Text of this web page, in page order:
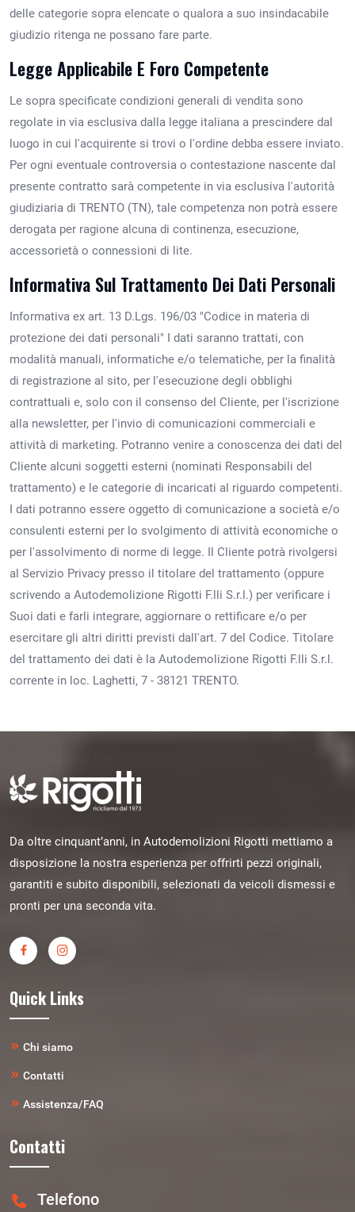
delle categorie sopra elencate o qualora a suo insindacabile
giudizio ritenga ne possano fare parte.
Legge Applicabile E Foro Competente
Le sopra specificate condizioni generali di vendita sono
regolate in via esclusiva dalla legge italiana a prescindere dal
luogo in cui l'acquirente si trovi o l'ordine debba essere inviato.
Per ogni eventuale controversia o contestazione nascente dal
presente contratto sarà competente in via esclusiva l'autorità
giudiziaria di TRENTO (TN), tale competenza non potrà essere
derogata per ragione alcuna di continenza, esecuzione,
accessorietà o connessioni di lite.
Informativa Sul Trattamento Dei Dati Personali
Informativa ex art. 13 D.Lgs. 196/03 "Codice in materia di
protezione dei dati personali" I dati saranno trattati, con
modalità manuali, informatiche e/o telematiche, per la finalità
di registrazione al sito, per l'esecuzione degli obblighi
contrattuali e, solo con il consenso del Cliente, per l'iscrizione
alla newsletter, per l'invio di comunicazioni commerciali e
attività di marketing. Potranno venire a conoscenza dei dati del
Cliente alcuni soggetti esterni (nominati Responsabili del
trattamento) e le categorie di incaricati al riguardo competenti.
I dati potranno essere oggetto di comunicazione a società e/o
consulenti esterni per lo svolgimento di attività economiche o
per l'assolvimento di norme di legge. Il Cliente potrà rivolgersi
al Servizio Privacy presso il titolare del trattamento (oppure
scrivendo a Autodemolizione Rigotti F.lli S.r.l.) per verificare i
Suoi dati e farli integrare, aggiornare o rettificare e/o per
esercitare gli altri diritti previsti dall'art. 7 del Codice. Titolare
del trattamento dei dati è la Autodemolizione Rigotti F.lli S.r.l.
corrente in loc. Laghetti, 7 - 38121 TRENTO.
Da oltre cinquant’anni, in Autodemolizioni Rigotti mettiamo a
disposizione la nostra esperienza per offrirti pezzi originali,
garantiti e subito disponibili, selezionati da veicoli dismessi e
pronti per una seconda vita.
Quick Links
Chi siamo
Contatti
Assistenza/FAQ
Contatti
Telefono